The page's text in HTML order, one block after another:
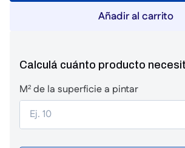
Añadir al carrito
Calculá cuánto producto
M² de la superficie a pintar